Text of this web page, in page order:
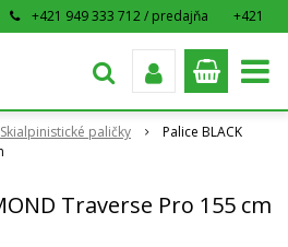
+421 949 333 712 / predajňa
+421
Skialpinistické paličky
Palice BLACK
Traverse Pro 155 cm